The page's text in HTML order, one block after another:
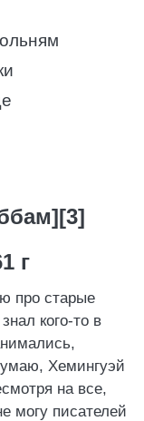
г
про старые
кого-то в
Хемингуэй
на все,
могу писателей